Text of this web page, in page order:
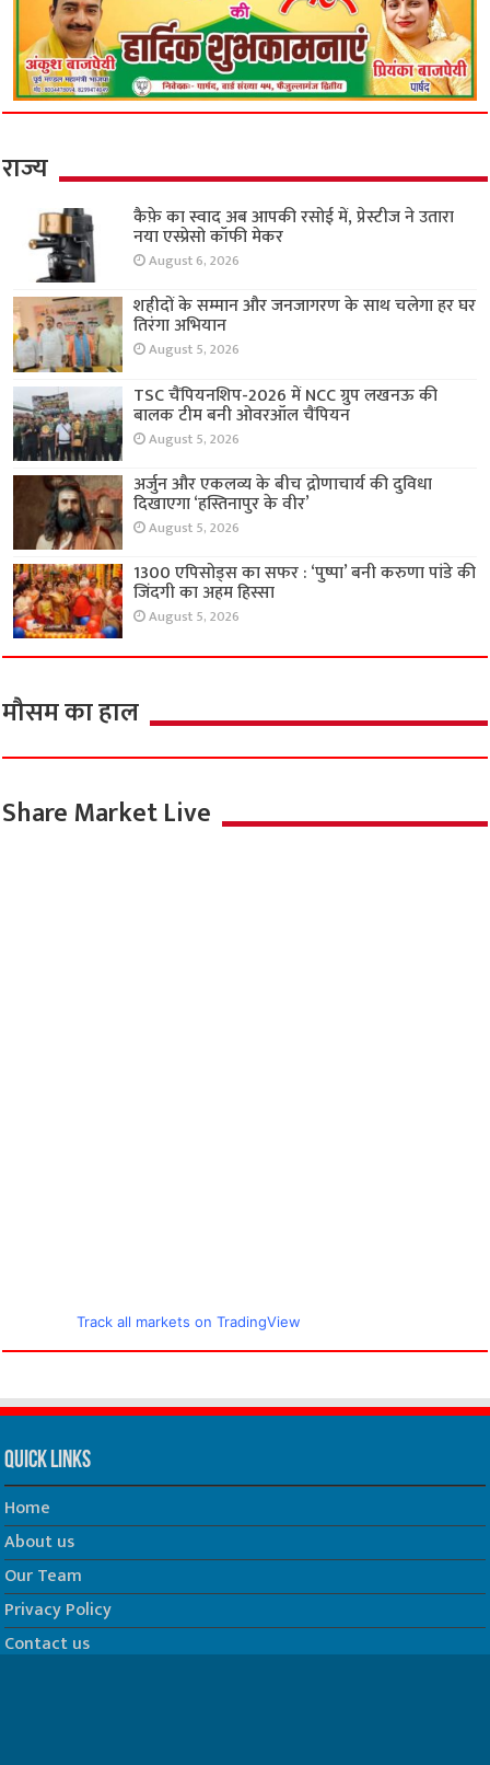
राज्य
कैफ़े का स्वाद अब आपकी रसोई में, प्रेस्टीज ने उतारा
नया एस्प्रेसो कॉफी मेकर
August 6, 2026
शहीदों के सम्मान और जनजागरण के साथ चलेगा हर घर
तिरंगा अभियान
August 5, 2026
TSC चैंपियनशिप-2026 में NCC ग्रुप लखनऊ की
बालक टीम बनी ओवरऑल चैंपियन
August 5, 2026
अर्जुन और एकलव्य के बीच द्रोणाचार्य की दुविधा
दिखाएगा ‘हस्तिनापुर के वीर’
August 5, 2026
1300 एपिसोड्स का सफर : ‘पुष्पा’ बनी करुणा पांडे की
जिंदगी का अहम हिस्सा
August 5, 2026
मौसम का हाल
Share Market Live
Track all markets on TradingView
Quick Links
Home
About us
Our Team
Privacy Policy
Contact us